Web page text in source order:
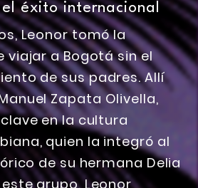
éxito internacional
Leonor tomó la
viajar a Bogotá sin el
de sus padres. Allí
Zapata Olivella,
en la cultura
quien la integró al
de su hermana Delia
grupo, Leonor